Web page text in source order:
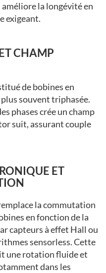
la longévité en
exigeant.
CHAMP
de bobines en
souvent triphasée.
phases crée un champ
suit, assurant couple
ET
la commutation
en fonction de la
capteurs à effet Hall ou
sensorless. Cette
une rotation fluide et
dans les